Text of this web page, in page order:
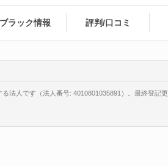
ブラック情報 評判/口コミ
法人です（法人番号: 4010801035891）。最終登記更